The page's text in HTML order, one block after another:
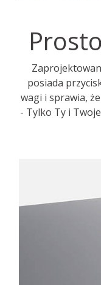
posiada
wagi i sprawia,
- Tylko Ty i